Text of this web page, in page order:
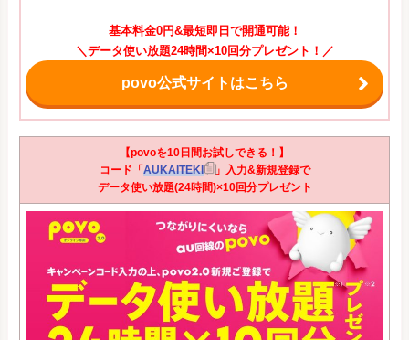
基本料金0円&最短即日で開通可能！
＼データ使い放題24時間×10回分プレゼント！／
povo公式サイトはこちら
【povoを10日間お試しできる！】
コード「AUKAITEKI
」入力&新規登録で
データ使い放題(24時間)×10回分プレゼント